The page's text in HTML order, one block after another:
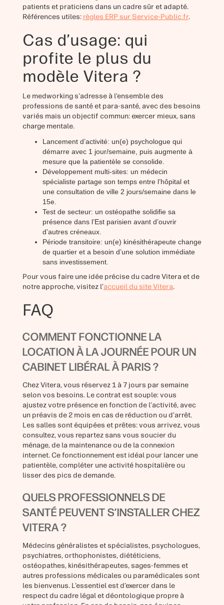
patients et praticiens dans un cadre sûr et adapté.
Références utiles: règles ERP sur Service-Public.fr.
Cas d’usage: qui
profite le plus du
modèle Vitera ?
Le medworking s’adresse à l’ensemble des
professions de santé et para-santé, avec des besoins
variés mais un objectif commun: exercer mieux, sans
charge mentale.
Lancement d’activité: un(e) psychologue qui
démarre avec 1 jour/semaine, puis augmente à
mesure que la patientèle se consolide.
Développement multi-sites: un médecin
spécialiste partage son temps entre l’hôpital et
une consultation de ville 2 jours/semaine dans le
15e.
Test de secteur: un ostéopathe solidifie sa
présence dans l’Est parisien avant d’ouvrir
d’autres créneaux.
Période transitoire: un(e) kinésithérapeute change
de quartier et a besoin d’une solution immédiate
sans investissement.
Pour vous faire une idée précise du cadre Vitera et de
notre approche, visitez l’accueil du site Vitera.
FAQ
COMMENT FONCTIONNE LA
LOCATION À LA JOURNÉE POUR UN
CABINET LIBÉRAL À PARIS ?
Chez Vitera, vous réservez 1 à 7 jours par semaine
selon vos besoins. Le contrat est souple: vous
ajustez votre présence en fonction de l’activité, avec
un préavis de 2 mois en cas de réduction ou d’arrêt.
Les salles sont équipées et prêtes: vous arrivez, vous
consultez, vous repartez sans vous soucier du
ménage, de la maintenance ou de la connexion
internet. Ce fonctionnement est idéal pour lancer une
patientèle, compléter une activité hospitalière ou
lisser des pics de demande.
QUELS PROFESSIONNELS DE
SANTÉ PEUVENT S’INSTALLER CHEZ
VITERA ?
Médecins généralistes et spécialistes, psychologues,
psychiatres, orthophonistes, diététiciens,
ostéopathes, kinésithérapeutes, sages-femmes et
autres professions médicales ou paramédicales sont
les bienvenus. L’essentiel est d’exercer dans le
respect du cadre légal et déontologique propre à